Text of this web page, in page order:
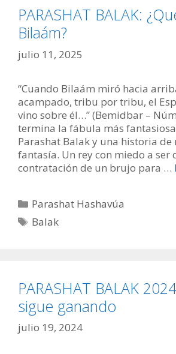
PARASHAT BALAK:
Bilaám?
julio 11, 2025
“Cuando Bilaám miró hacia
acampado, tribu por tribu, el
vino sobre él…” (Bemidbar –
termina la fábula más
Parashat Balak y una historia de
fantasía. Un rey con miedo a ser
contratación de un brujo para …
Categorías
Parashat Hashavúa
Etiquetas
Balak
PARASHAT BALAK
sigue ganando
julio 19, 2024